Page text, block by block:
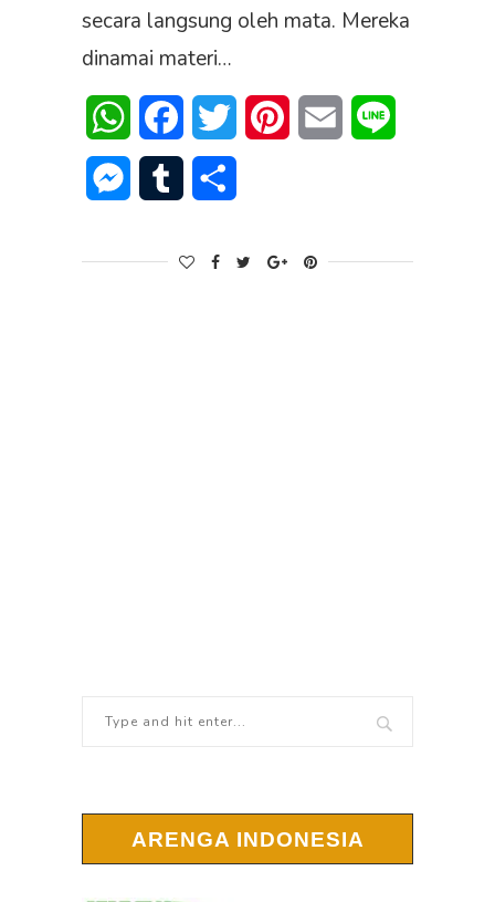
secara langsung oleh mata. Mereka
dinamai materi…
WhatsAppFacebookTwitter PinterestEmail
Messenger
Tumblr
ARENGA INDONESIA